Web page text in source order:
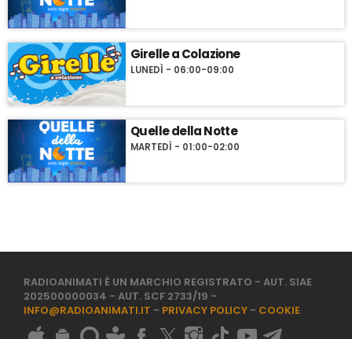
Girelle a Colazione
LUNEDÌ - 06:00-09:00
Quelle della Notte
MARTEDÌ - 01:00-02:00
RADIOANIMATI È UN MARCHIO REGISTRATO - AUT. SIAE
202500000034 - AUT. SCF 2733/19 -
INFO@RADIOANIMATI.IT - PRIVACY POLICY - COOKIE